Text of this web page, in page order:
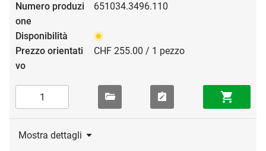
651034.3496.110
CHF 255.00 / 1 pezzo
Mostra dettagli